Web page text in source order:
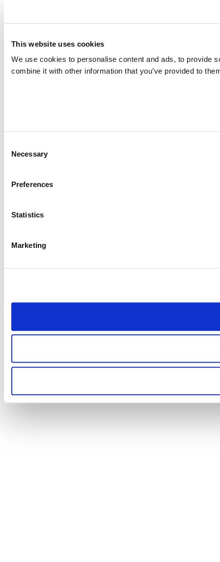
This website uses cookies
We use cookies to personalise content and ads, to provide
combine it with other information that you’ve provided to
Selection
Necessary
Preferences
Statistics
Marketing